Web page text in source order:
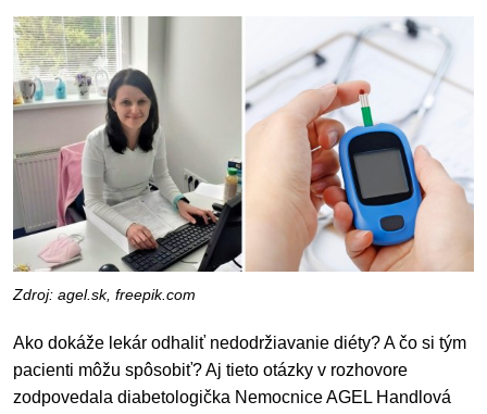
Zdroj: agel.sk, freepik.com
Ako dokáže lekár odhaliť nedodržiavanie diéty? A čo si tým
pacienti môžu spôsobiť? Aj tieto otázky v rozhovore
zodpovedala diabetologička Nemocnice AGEL Handlová